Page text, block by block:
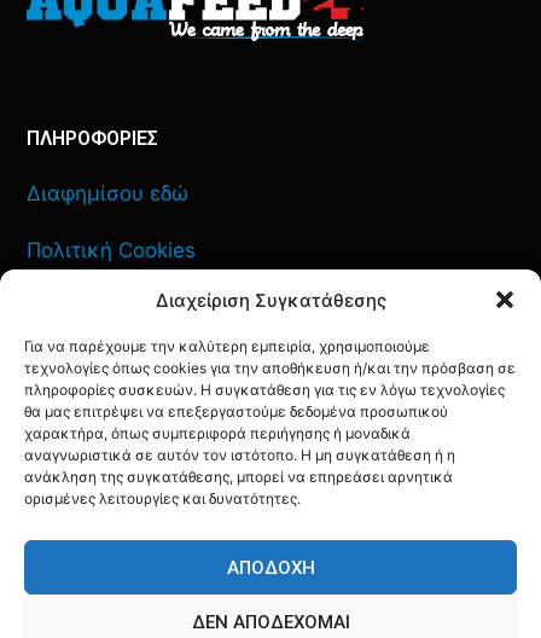
Διαχείριση Συγκατάθεσης
Για να παρέχουμε την καλύτερη εμπειρία, χρησιμοποιούμε
τεχνολογίες όπως cookies για την αποθήκευση ή/και την πρόσβαση σε
πληροφορίες συσκευών. Η συγκατάθεση για τις εν λόγω τεχνολογίες
θα μας επιτρέψει να επεξεργαστούμε δεδομένα προσωπικού
χαρακτήρα, όπως συμπεριφορά περιήγησης ή μοναδικά
αναγνωριστικά σε αυτόν τον ιστότοπο. Η μη συγκατάθεση ή η
ανάκληση της συγκατάθεσης, μπορεί να επηρεάσει αρνητικά
ορισμένες λειτουργίες και δυνατότητες.
ΑΠΟΔΟΧΉ
ΔΕΝ ΑΠΟΔΈΧΟΜΑΙ
ΠΛΗΡΟΦΟΡΙΕΣ
Διαφημίσου εδώ
Πολιτική Cookies
Πολιτική Απορρήτου
ΕΠΙΚΟΙΝΩΝΙΑ
YOUTUBE